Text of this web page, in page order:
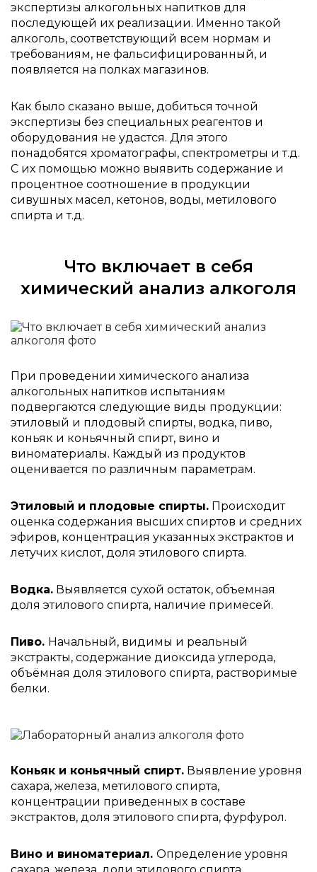
экспертизы алкогольных напитков для
последующей их реализации. Именно такой
алкоголь, соответствующий всем нормам и
требованиям, не фальсифицированный, и
появляется на полках магазинов.
Как было сказано выше, добиться точной
экспертизы без специальных реагентов и
оборудования не удастся. Для этого
понадобятся хроматографы, спектрометры и т.д.
С их помощью можно выявить содержание и
процентное соотношение в продукции
сивушных масел, кетонов, воды, метилового
спирта и т.д.
Что включает в себя
химический анализ алкоголя
При проведении химического анализа
алкогольных напитков испытаниям
подвергаются следующие виды продукции:
этиловый и плодовый спирты, водка, пиво,
коньяк и коньячный спирт, вино и
виноматериалы. Каждый из продуктов
оценивается по различным параметрам.
Этиловый и плодовые спирты. Происходит
оценка содержания высших спиртов и средних
эфиров, концентрация указанных экстрактов и
летучих кислот, доля этилового спирта.
Водка. Выявляется сухой остаток, объемная
доля этилового спирта, наличие примесей.
Пиво. Начальный, видимы и реальный
экстракты, содержание диоксида углерода,
объёмная доля этилового спирта, растворимые
белки.
Коньяк и коньячный спирт. Выявление уровня
сахара, железа, метилового спирта,
концентрации приведенных в составе
экстрактов, доля этилового спирта, фурфурол.
Вино и виноматериал. Определение уровня